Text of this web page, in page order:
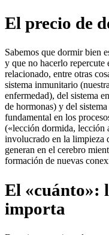
El precio de
Sabemos que dormir bien
y que no hacerlo repercute
relacionado, entre otras
sistema inmunitario
enfermedad), del sistema
de hormonas) y del
fundamental en los
(«lección dormida, lección
involucrado en la limpieza
generan en el cerebro
formación de nuevas
El «cuánto»:
importa